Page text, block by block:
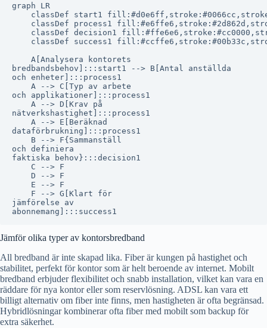
graph LR
classDef start1
classDef process1
classDef decision1
classDef success1
    A[Analysera kontorets
bredbandsbehov]:::start1 --> B[Antal anställda
och enheter]:::process1
    A --> C[Typ av arbete
och applikationer]:::process1
    A --> D[Krav på
nätverkshastighet]:::process1
    A --> E[Beräknad
dataförbrukning]:::process1
    B --> F{Sammanställ
och definiera
faktiska behov}:::decision1
    C --> F
    D --> F
    E --> F
    F --> G[Klart för
jämförelse av
Jämför olika typer av kontorsbredband
All bredband är inte skapad lika. Fiber är kungen på hastighet och
stabilitet, perfekt för kontor som är helt beroende av internet. Mobilt
bredband erbjuder flexibilitet och snabb installation, vilket kan vara en
räddare för nya kontor eller som reservlösning. ADSL kan vara ett
billigt alternativ om fiber inte finns, men hastigheten är ofta begränsad.
Hybridlösningar kombinerar ofta fiber med mobilt som backup för
extra säkerhet.